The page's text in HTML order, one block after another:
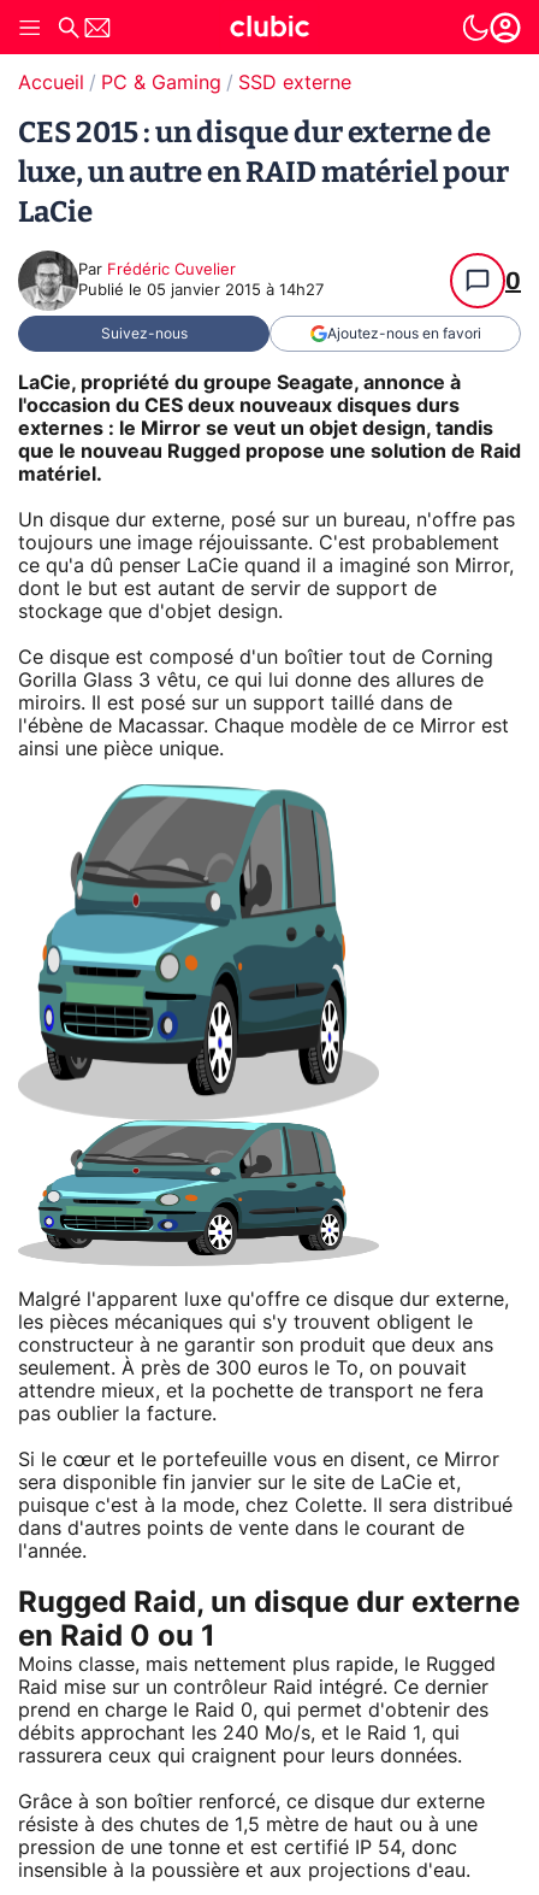
Accueil PC & Gaming SSD externe
CES 2015 : un disque dur externe de
luxe, un autre en RAID matériel pour
LaCie
Par Frédéric Cuvelier
Publié le 05 janvier 2015 à 14h27 0
Suivez-nous Ajoutez-nous en favori
LaCie, propriété du groupe Seagate, annonce à
l'occasion du CES deux nouveaux disques durs
externes : le Mirror se veut un objet design, tandis
que le nouveau Rugged propose une solution de Raid
matériel.
Un disque dur externe, posé sur un bureau, n'offre pas
toujours une image réjouissante. C'est probablement
ce qu'a dû penser LaCie quand il a imaginé son Mirror,
dont le but est autant de servir de support de
stockage que d'objet design.
Ce disque est composé d'un boîtier tout de Corning
Gorilla Glass 3 vêtu, ce qui lui donne des allures de
miroirs. Il est posé sur un support taillé dans de
l'ébène de Macassar. Chaque modèle de ce Mirror est
ainsi une pièce unique.
Malgré l'apparent luxe qu'offre ce disque dur externe,
les pièces mécaniques qui s'y trouvent obligent le
constructeur à ne garantir son produit que deux ans
seulement. À près de 300 euros le To, on pouvait
attendre mieux, et la pochette de transport ne fera
pas oublier la facture.
Si le cœur et le portefeuille vous en disent, ce Mirror
sera disponible fin janvier sur le site de LaCie et,
puisque c'est à la mode, chez Colette. Il sera distribué
dans d'autres points de vente dans le courant de
l'année.
Rugged Raid, un disque dur externe
en Raid 0 ou 1
Moins classe, mais nettement plus rapide, le Rugged
Raid mise sur un contrôleur Raid intégré. Ce dernier
prend en charge le Raid 0, qui permet d'obtenir des
débits approchant les 240 Mo/s, et le Raid 1, qui
rassurera ceux qui craignent pour leurs données.
Grâce à son boîtier renforcé, ce disque dur externe
résiste à des chutes de 1,5 mètre de haut ou à une
pression de une tonne et est certifié IP 54, donc
insensible à la poussière et aux projections d'eau.